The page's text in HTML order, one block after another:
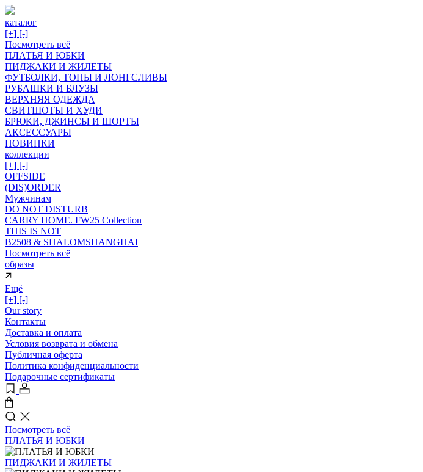
каталог
[+] [-]
Посмотреть всё
ПЛАТЬЯ И ЮБКИ
ПИДЖАКИ И ЖИЛЕТЫ
ФУТБОЛКИ, ТОПЫ И ЛОНГСЛИВЫ
РУБАШКИ И БЛУЗЫ
ВЕРХНЯЯ ОДЕЖДА
СВИТШОТЫ И ХУДИ
БРЮКИ, ДЖИНСЫ И ШОРТЫ
АКСЕССУАРЫ
НОВИНКИ
коллекции
[+] [-]
OFFSIDE
(DIS)ORDER
Мужчинам
DO NOT DISTURB
CARRY HOME. FW25 Collection
THIS IS NOT
B2508 & SHALOMSHANGHAI
Посмотреть всё
образы
Ещё
[+] [-]
Our story
Контакты
Доставка и оплата
Условия возврата и обмена
Публичная оферта
Политика конфиденциальности
Подарочные сертификаты
Посмотреть всё
ПЛАТЬЯ И ЮБКИ
ПИДЖАКИ И ЖИЛЕТЫ